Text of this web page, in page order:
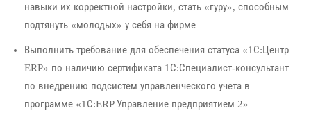
навыки их корректной настройки, стать «гуру», способным
подтянуть «молодых» у себя на фирме
Выполнить требование для обеспечения статуса «1С:Центр
ERP» по наличию сертификата 1С:Специалист-консультант
по внедрению подсистем управленческого учета в
программе «1С:ERP Управление предприятием 2»